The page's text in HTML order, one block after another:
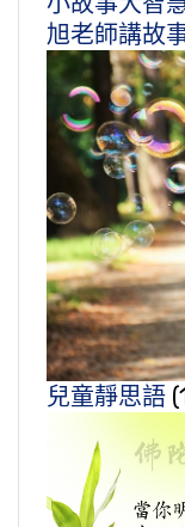
旭老師講故
兒童靜思語